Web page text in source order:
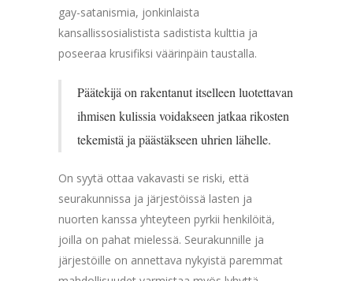
gay-satanismia, jonkinlaista
kansallissosialistista sadistista kulttia ja
poseeraa krusifiksi väärinpäin taustalla.
Päätekijä on rakentanut itselleen luotettavan
ihmisen kulissia voidakseen jatkaa rikosten
tekemistä ja päästäkseen uhrien lähelle.
On syytä ottaa vakavasti se riski, että
seurakunnissa ja järjestöissä lasten ja
nuorten kanssa yhteyteen pyrkii henkilöitä,
joilla on pahat mielessä. Seurakunnille ja
järjestöille on annettava nykyistä paremmat